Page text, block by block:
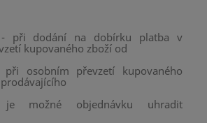
při dodání na dobírku platba v
kupovaného zboží od
při osobním převzetí kupovaného
možné objednávku uhradit